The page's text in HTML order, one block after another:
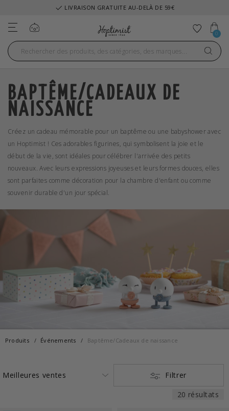
LIVRAISON GRATUITE AU-DELÀ DE 59€
0
BAPTÊME/CADEAUX DE
NAISSANCE
Créez un cadeau mémorable pour un baptême ou une babyshower avec
un Hoptimist ! Ces adorables figurines, qui symbolisent la joie et le
début de la vie, sont idéales pour célébrer l'arrivée des petits
nouveaux. Avec leurs expressions joyeuses et leurs formes douces, elles
sont parfaites comme décoration pour la chambre d'enfant ou comme
souvenir durable d'un jour spécial.
Produits Événements Baptême/Cadeaux de naissance
Filtrer
20 résultats